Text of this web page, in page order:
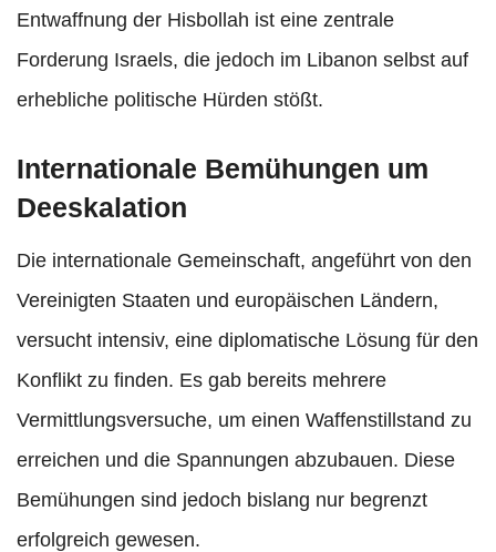
Entwaffnung der Hisbollah ist eine zentrale
Forderung Israels, die jedoch im Libanon selbst auf
erhebliche politische Hürden stößt.
Internationale Bemühungen um
Deeskalation
Die internationale Gemeinschaft, angeführt von den
Vereinigten Staaten und europäischen Ländern,
versucht intensiv, eine diplomatische Lösung für den
Konflikt zu finden. Es gab bereits mehrere
Vermittlungsversuche, um einen Waffenstillstand zu
erreichen und die Spannungen abzubauen. Diese
Bemühungen sind jedoch bislang nur begrenzt
erfolgreich gewesen.